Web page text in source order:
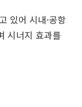
있어 시내·공항
시너지 효과를